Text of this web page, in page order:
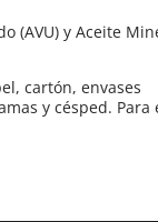
(AVU) y Aceite
cartón, envases
y césped. Para